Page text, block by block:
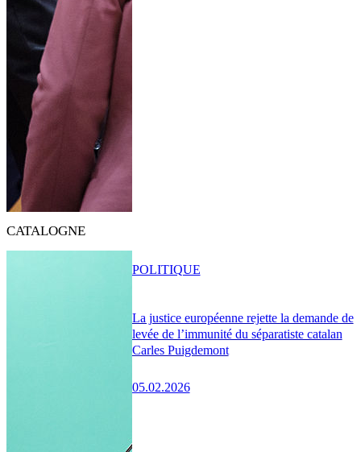
CATALOGNE
La justice européenne rejette la demande de
levée de l’immunité du séparatiste catalan
Carles Puigdemont
05.02.2026
POLITIQUE